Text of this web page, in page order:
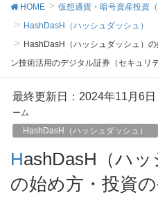
HOME
仮想通貨・暗号資産投資（
HashDasH（ハッシュダッシュ）
HashDasH（ハッシュダッシュ）
ン技術活用のデジタル証券（セキュリ
最終更新日：2024年11月6日
ーム
HashDasH（ハッシュダッシュ）
HashDasH（ハッシュダッシュ）
の始め方・投資